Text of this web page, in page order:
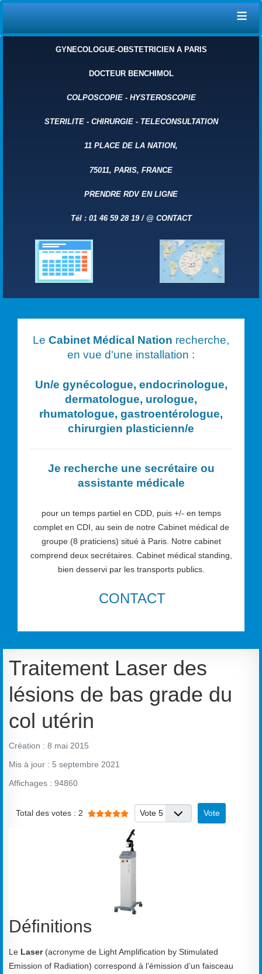
≡
GYNECOLOGUE-OBSTETRICIEN A PARIS
DOCTEUR BENCHIMOL
COLPOSCOPIE- HYSTEROSCOPIE
STERILITE- CHIRURGIE- TELECONSULTATION
11 PLACE DE LA NATION,
75011, PARIS, FRANCE
PRENDRE RDV EN LIGNE
Tél : 01 46 59 28 19 / @ CONTACT
Le Cabinet Médical Nation recherche,
en vue d'une installation :
Un/e gynécologue, endocrinologue,
dermatologue, urologue,
rhumatologue, gastroentérologue,
chirurgien plasticienn/e
Je recherche une secrétaire ou
assistante médicale
pour un temps partiel en CDD, puis +/- en temps
complet en CDI, au sein de notre Cabinet médical de
groupe (8 praticiens) situé à Paris. Notre cabinet
comprend deux secrétaires. Cabinet médical standing,
bien desservi par les transports publics.
CONTACT
Traitement Laser des
lésions de bas grade du
col utérin
Création : 8 mai 2015
Mis à jour : 5 septembre 2021
Affichages : 94860
Total des votes : 2 Veuillez voter
Définitions
Le Laser(acronyme de Light Amplification by Stimulated
Emission of Radiation) correspond à l’émission d’un faisceau